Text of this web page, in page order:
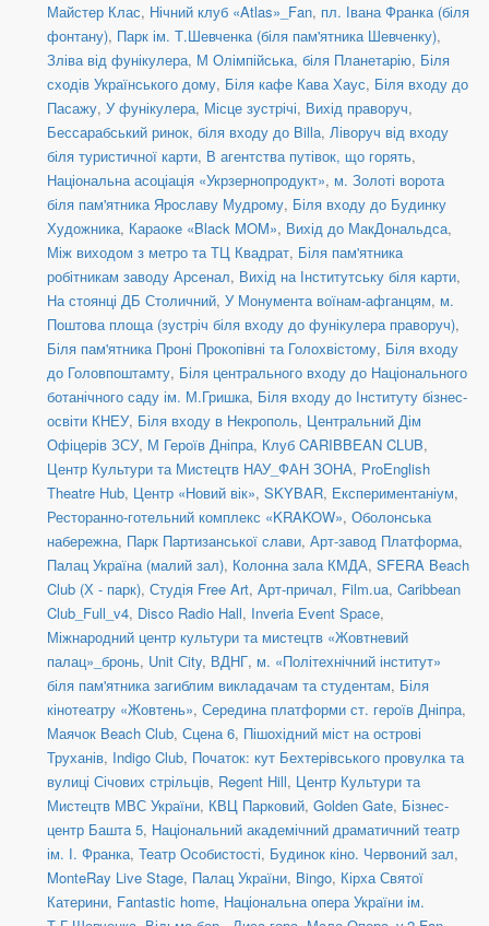
Майстер Клас, Нічний клуб «Atlas»_Fan, пл. Івана Франка (біля
фонтану), Парк ім. Т.Шевченка (біля пам'ятника Шевченку),
Зліва від фунікулера, М Олімпійська, біля Планетарію, Біля
сходів Українського дому, Біля кафе Кава Хаус, Біля входу до
Пасажу, У фунікулера, Місце зустрічі, Вихід праворуч,
Бессарабський ринок, біля входу до Billa, Ліворуч від входу
біля туристичної карти, В агентства путівок, що горять,
Національна асоціація «Укрзернопродукт», м. Золоті ворота
біля пам'ятника Ярославу Мудрому, Біля входу до Будинку
Художника, Караоке «Black MOM», Вихід до МакДональдса,
Між виходом з метро та ТЦ Квадрат, Біля пам'ятника
робітникам заводу Арсенал, Вихід на Інститутську біля карти,
На стоянці ДБ Столичний, У Монумента воїнам-афганцям, м.
Поштова площа (зустріч біля входу до фунікулера праворуч),
Біля пам'ятника Проні Прокопівні та Голохвістому, Біля входу
до Головпоштамту, Біля центрального входу до Національного
ботанічного саду ім. М.Гришка, Біля входу до Інституту бізнес-
освіти КНЕУ, Біля входу в Некрополь, Центральний Дім
Офіцерів ЗСУ, М Героїв Дніпра, Клуб CARIBBEAN CLUB,
Центр Культури та Мистецтв НАУ_ФАН ЗОНА, ProEnglish
Theatre Hub, Центр «Новий вік», SKYBAR, Експериментаніум,
Ресторанно-готельний комплекс «KRAKOW», Оболонська
набережна, Парк Партизанської слави, Арт-завод Платформа,
Палац Україна (малий зал), Колонна зала КМДА, SFERA Beach
Club (Х - парк), Студія Free Art, Арт-причал, Film.ua, Caribbean
Club_Full_v4, Disco Radio Hall, Inveria Event Space,
Міжнародний центр культури та мистецтв «Жовтневий
палац»_бронь, Unit Сity, ВДНГ, м. «Політехнічний інститут»
біля пам'ятника загиблим викладачам та студентам, Біля
кінотеатру «Жовтень», Середина платформи ст. героїв Дніпра,
Маячок Beach Club, Сцена 6, Пішохідний міст на острові
Труханів, Indigo Club, Початок: кут Бехтерівського провулка та
вулиці Січових стрільців, Regent Hill, Центр Культури та
Мистецтв МВС України, КВЦ Парковий, Golden Gate, Бізнес-
центр Башта 5, Національний академічний драматичний театр
ім. І. Франка, Театр Особистості, Будинок кіно. Червоний зал,
MonteRay Live Stage, Палац України, Bingo, Кірха Святої
Катерини, Fantastic home, Національна опера України ім.